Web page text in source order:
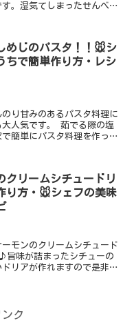
。湿気てしまったせんべい
めじのパスタ！！🐭シ
ちで簡単作り方・レシ
り甘みのあるパスタ料理に
人気です。 茹でる際の塩
簡単にパスタ料理を作って
クリームシチュードリ
り方・🐭シェフの美味
モンのクリームシチュード
旨味が詰まったシチューの
リアが作れますので是非ト
ク